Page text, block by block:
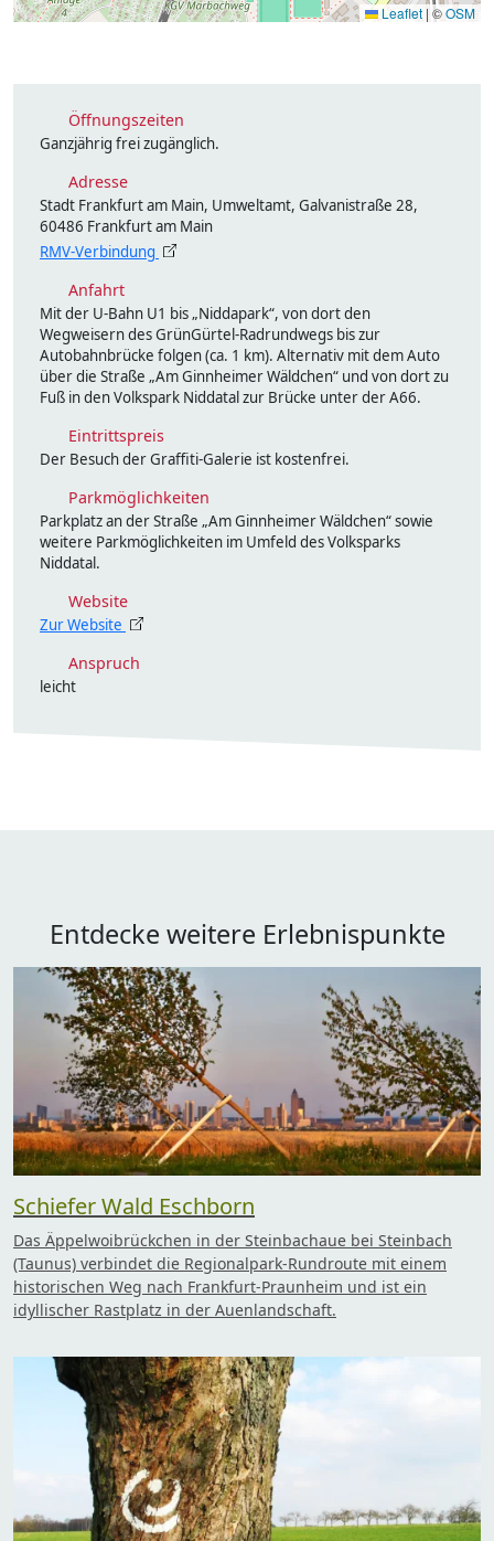
Leaflet | ©OSM
Öffnungszeiten
Ganzjährig frei zugänglich.
Adresse
Stadt Frankfurt am Main, Umweltamt, Galvanistraße 28,
60486 Frankfurt am Main
RMV-Verbindung
Anfahrt
Mit der U-Bahn U1 bis „Niddapark“, von dort den
Wegweisern des GrünGürtel-Radrundwegs bis zur
Autobahnbrücke folgen (ca. 1 km). Alternativ mit dem Auto
über die Straße „Am Ginnheimer Wäldchen“ und von dort zu
Fuß in den Volkspark Niddatal zur Brücke unter der A66.
Eintrittspreis
Der Besuch der Graffiti-Galerie ist kostenfrei.
Parkmöglichkeiten
Parkplatz an der Straße „Am Ginnheimer Wäldchen“ sowie
weitere Parkmöglichkeiten im Umfeld des Volksparks
Niddatal.
Website
Zur Website
Anspruch
leicht
Entdecke weitere Erlebnispunkte
Schiefer Wald Eschborn
Das Äppelwoibrückchen in der Steinbachaue bei Steinbach
(Taunus) verbindet die Regionalpark-Rundroute mit einem
historischen Weg nach Frankfurt-Praunheim und ist ein
idyllischer Rastplatz in der Auenlandschaft.